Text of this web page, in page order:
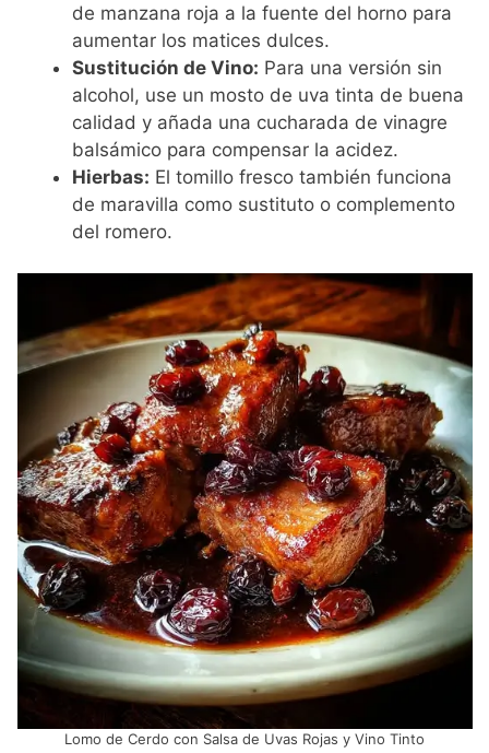
de manzana roja a la fuente del horno para
aumentar los matices dulces.
Sustitución de Vino: Para una versión sin
alcohol, use un mosto de uva tinta de buena
calidad y añada una cucharada de vinagre
balsámico para compensar la acidez.
Hierbas: El tomillo fresco también funciona
de maravilla como sustituto o complemento
del romero.
Lomo de Cerdo con Salsa de Uvas Rojas y Vino Tinto